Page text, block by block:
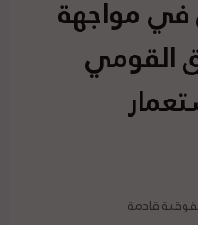
في مواجهة
القومي
قادمة